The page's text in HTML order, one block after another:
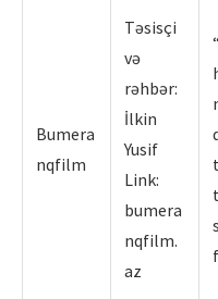
Bumera
nqfilm
Təsisçi
və
rəhbər:
İlkin
Yusif
Link:
bumera
nqfilm.
az